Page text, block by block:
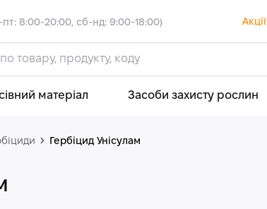
пт: 8:00-20:00, сб-нд: 9:00-18:00) Акції
матеріал Засоби захисту рослин
Гербіцид Унісулам